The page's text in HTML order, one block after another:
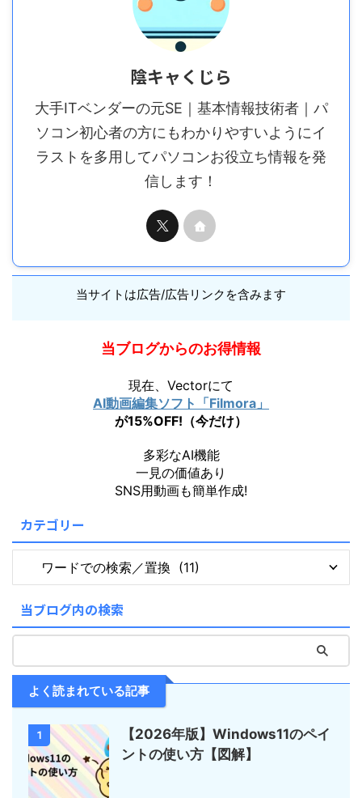
陰キャくじら
大手ITベンダーの元SE｜基本情報技術者｜パ
ソコン初心者の方にもわかりやすいようにイ
ラストを多用してパソコンお役立ち情報を発
信します！
当サイトは広告/広告リンクを含みます
当ブログからのお得情報
現在、Vectorにて
AI動画編集ソフト「Filmora」
が15%OFF!（今だけ）
多彩なAI機能
一見の価値あり
SNS用動画も簡単作成!
カテゴリー
当ブログ内の検索
よく読まれている記事
1
【2026年版】Windows11のペイ
ントの使い方【図解】